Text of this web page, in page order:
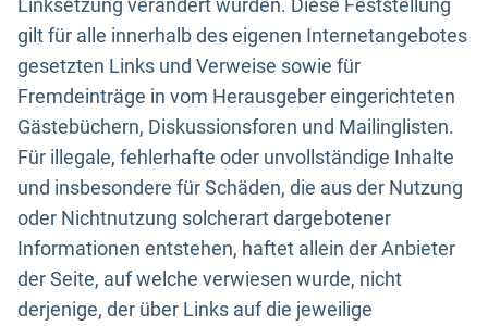
Linksetzung verändert wurden. Diese Feststellung
gilt für alle innerhalb des eigenen Internetangebotes
gesetzten Links und Verweise sowie für
Fremdeinträge in vom Herausgeber eingerichteten
Gästebüchern, Diskussionsforen und Mailinglisten.
Für illegale, fehlerhafte oder unvollständige Inhalte
und insbesondere für Schäden, die aus der Nutzung
oder Nichtnutzung solcherart dargebotener
Informationen entstehen, haftet allein der Anbieter
der Seite, auf welche verwiesen wurde, nicht
derjenige, der über Links auf die jeweilige